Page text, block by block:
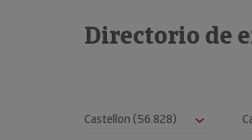
Directorio de